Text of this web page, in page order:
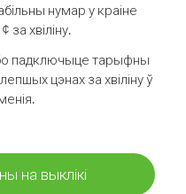
нумар у краіне
за хвіліну.
падключыце тарыфны
цэнах за хвіліну ў
на выклікі